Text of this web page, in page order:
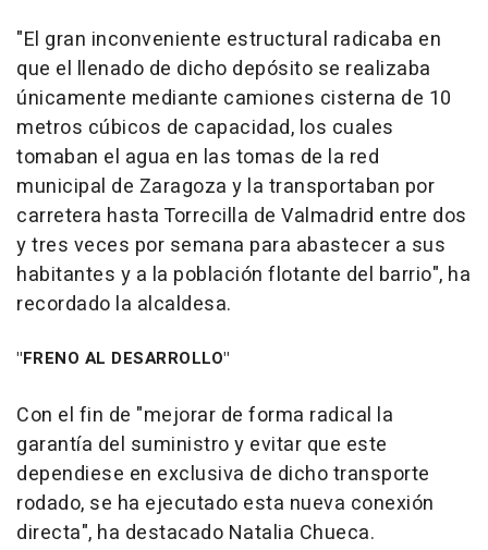
"El gran inconveniente estructural radicaba en
que el llenado de dicho depósito se realizaba
únicamente mediante camiones cisterna de 10
metros cúbicos de capacidad, los cuales
tomaban el agua en las tomas de la red
municipal de Zaragoza y la transportaban por
carretera hasta Torrecilla de Valmadrid entre dos
y tres veces por semana para abastecer a sus
habitantes y a la población flotante del barrio", ha
recordado la alcaldesa.
"FRENO AL DESARROLLO"
Con el fin de "mejorar de forma radical la
garantía del suministro y evitar que este
dependiese en exclusiva de dicho transporte
rodado, se ha ejecutado esta nueva conexión
directa", ha destacado Natalia Chueca.